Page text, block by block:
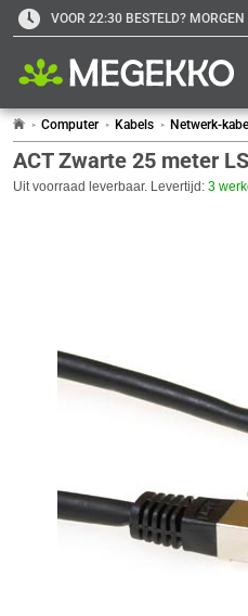
VOOR 22:30 BESTELD?
Computer Kabels Netwerk-
ACT Zwarte 25 meter
Uit voorraad leverbaar. Levertijd: 3